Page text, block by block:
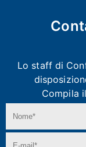
Lo staff di
Compila